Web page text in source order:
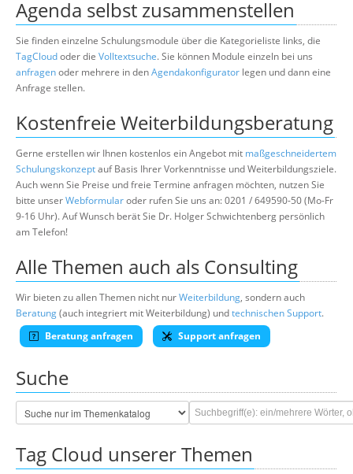
Agenda selbst zusammenstellen
Sie finden einzelne Schulungsmodule über die Kategorieliste links, die
TagCloudoder die Volltextsuche. Sie können Module einzeln bei uns
anfragenoder mehrere in denAgendakonfigurator legen und dann eine
Anfrage stellen.
Kostenfreie Weiterbildungsberatung
Gerne erstellen wir Ihnen kostenlos ein Angebot mit maßgeschneidertem
Schulungskonzeptauf Basis Ihrer Vorkenntnisse und Weiterbildungsziele.
Auch wenn Sie Preise und freie Termine anfragen möchten, nutzen Sie
bitte unserWebformularoder rufen Sie uns an: 0201 / 649590-50 (Mo-Fr
9-16 Uhr). Auf Wunsch berät Sie Dr. Holger Schwichtenberg persönlich
am Telefon!
Alle Themen auch als Consulting
Wir bieten zu allen Themen nicht nurWeiterbildung, sondern auch
Beratung(auch integriert mit Weiterbildung) undtechnischen Support.
Beratung anfragen
Support anfragen
Suche
Tag Cloud unserer Themen